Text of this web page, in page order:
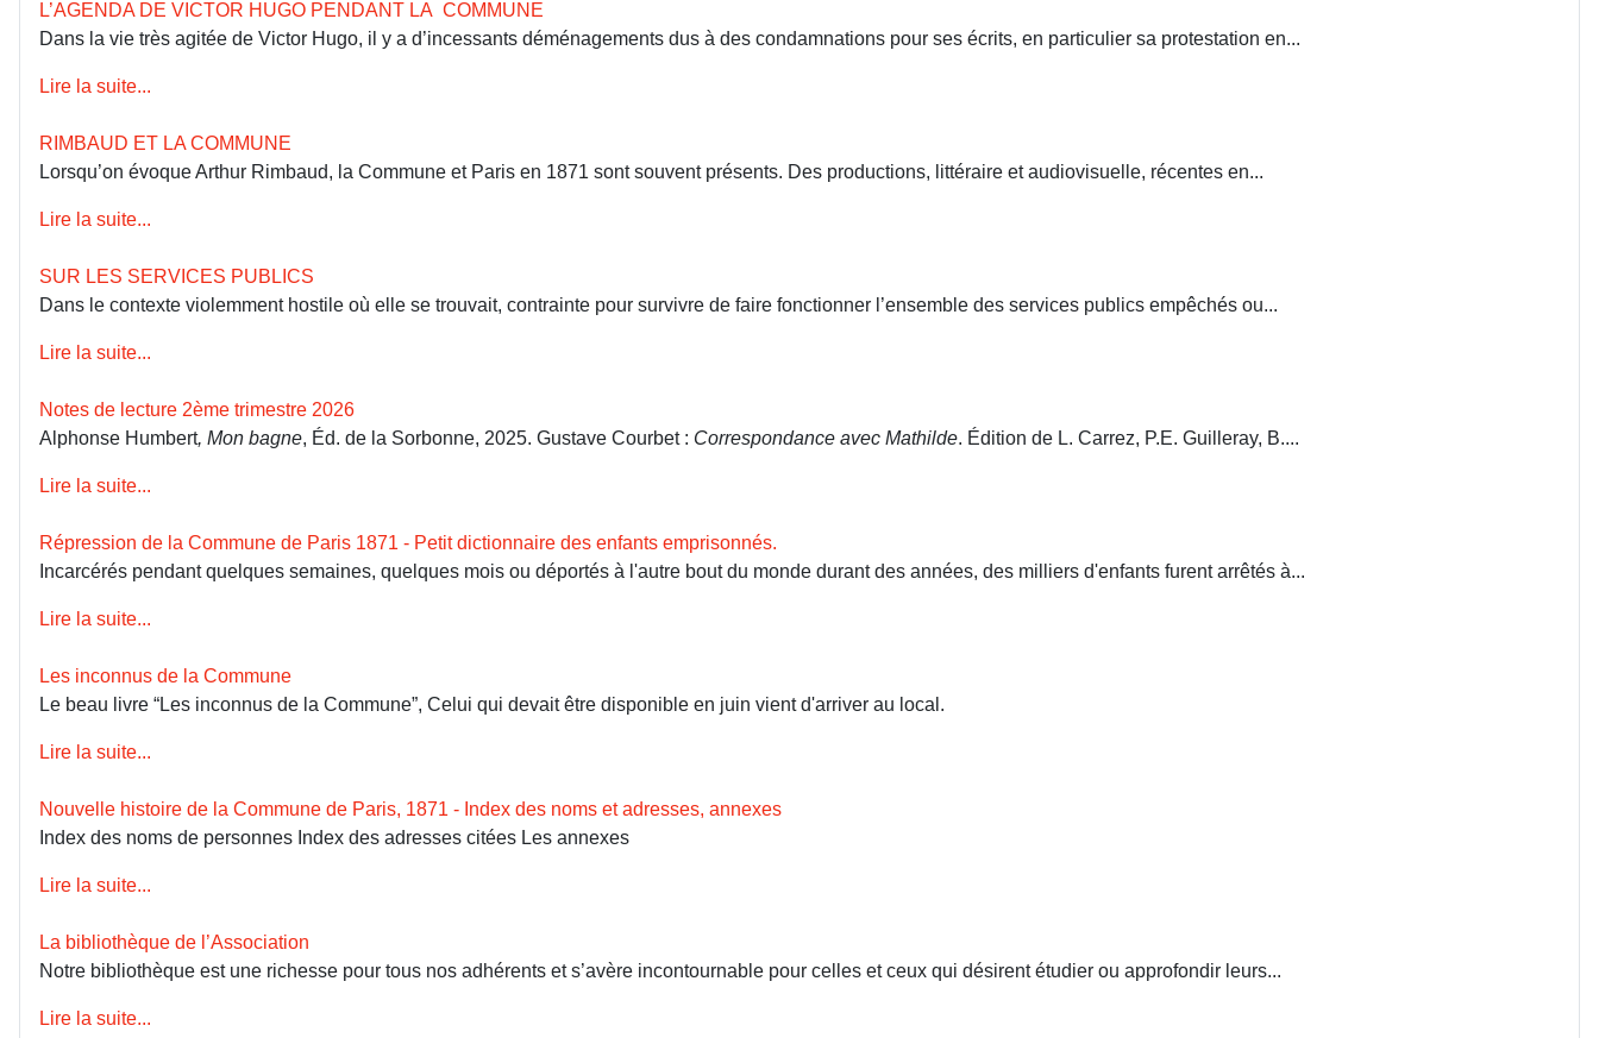
L’AGENDA DE VICTOR HUGO PENDANT LA COMMUNE
Dans la vie très agitée de Victor Hugo, il y a d’incessants déménagements dus à des condamnations pour ses écrits, en particulier sa protestation en...
Lire la suite...
RIMBAUD ET LA COMMUNE
Lorsqu’on évoque Arthur Rimbaud, la Commune et Paris en 1871 sont souvent présents. Des productions, littéraire et audiovisuelle, récentes en...
Lire la suite...
SUR LES SERVICES PUBLICS
Dans le contexte violemment hostile où elle se trouvait, contrainte pour survivre de faire fonctionner l’ensemble des services publics empêchés ou...
Lire la suite...
Notes de lecture 2ème trimestre 2026
Alphonse Humbert, Mon bagne, Éd. de la Sorbonne, 2025. Gustave Courbet : Correspondance avec Mathilde. Édition de L. Carrez, P.E. Guilleray, B....
Lire la suite...
Répression de la Commune de Paris 1871 - Petit dictionnaire des enfants emprisonnés.
Incarcérés pendant quelques semaines, quelques mois ou déportés à l'autre bout du monde durant des années, des milliers d'enfants furent arrêtés à...
Lire la suite...
Les inconnus de la Commune
Le beau livre “Les inconnus de la Commune”, Celui qui devait être disponible en juin vient d'arriver au local.
Lire la suite...
Nouvelle histoire de la Commune de Paris, 1871 - Index des noms et adresses, annexes
Index des noms de personnes Index des adresses citées Les annexes
Lire la suite...
La bibliothèque de l’Association
Notre bibliothèque est une richesse pour tous nos adhérents et s’avère incontournable pour celles et ceux qui désirent étudier ou approfondir leurs...
Lire la suite...